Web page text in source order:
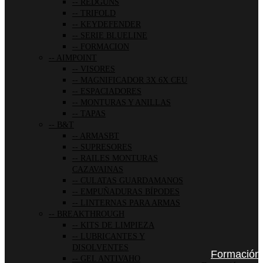
REDGUNS
TRIFOLD
KEYDEFENDER
SERIE BLUELINE
FORMACION
AIMPOINT
VISORES
MAGNIFICADOR 3X 6X CEU
ESPACIADORES
MONTURAS Y ANILLAS
TAPAS
B&T
ARMASBT
SUPRESORES
RAILES MONTURAS
CAZAVAINAS
CULATAS GUARDAMANOS
EMPUÑADURAS BÍPODES
LINTERNAS PARA ARMAS
BREAKTHROUGH
KITS DE LIMPIEZA
LUBRICANTES Y
DISOLVENTES
GEL ANTIVAHO
Formación